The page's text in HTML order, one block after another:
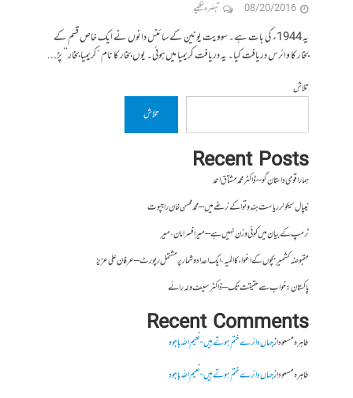
08/20/2016 تبصرہ لکھیے
یہ 1944ء کی بات ہے۔ سوویت یونین کے سائنس دانوں نے ایک خاص قسم کے
بخار کا وائرس دریافت کیا۔ یہ دریافت کریمیا میں ہوئی۔ یوں بخار کا نام ”کریمیا بخار‘‘ پڑ...
تلاش
تلاش
Recent Posts
ہمارا قومی داستان گو – ڈاکٹر محمد مشتاق احمد
نیپال سیکولر ریاست ہندوتوا کے نرغے میں – محمد محسن خان راجپوت
ٹرمپ کے بیان میں کوئی وزن نہیں ہے – میر افسرامان،میر
مقبوضہ کشمیر بچوں کے اغواء کا المیہ، ایک اعداد و شمار پر مشتمل رپورٹ – عرفان علی عزیز
پاکستان : خواب سے حقیقت تک – ڈاکٹر سیف ولہ رائے
Recent Comments
طاہرہ مسعودازجہاں دائرے ختم ہوتے ہیں- نعیم اللہ باجوہ
طاہرہ مسعودازجہاں دائرے ختم ہوتے ہیں- نعیم اللہ باجوہ